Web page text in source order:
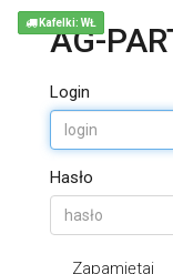
AG-
Login
Hasło
Zapamiętaj
Kafelki: WŁ